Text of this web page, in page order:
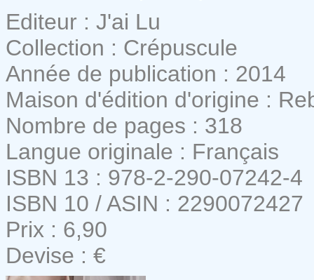
Editeur : J'ai Lu
Collection : Crépuscule
Année de publication : 2014
Maison d'édition d'origine :
Nombre de pages : 318
Langue originale : Français
ISBN 13 : 978-2-290-07242-4
ISBN 10 / ASIN : 2290072427
Prix : 6,90
Devise : €